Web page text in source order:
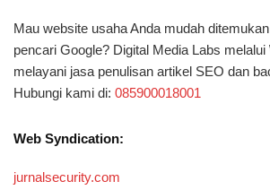
Mau website usaha Anda mudah
pencari Google? Digital Media Labs melalui
melayani jasa penulisan artikel SEO dan
Hubungi kami di: 085900018001
Web Syndication:
jurnalsecurity.com